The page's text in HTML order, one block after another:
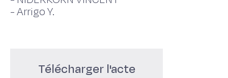
-Arrigo Y.
Télécharger l'acte